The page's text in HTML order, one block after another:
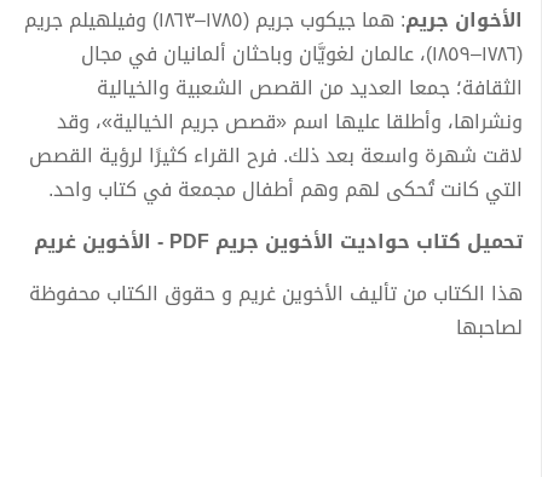
الأخوان جريم
: هما جيكوب جريم (١٧٨٥–١٨٦٣) وفيلهيلم جريم
(١٧٨٦–١٨٥٩)، عالمان لغويَّان وباحثان ألمانيان في مجال
الثقافة؛ جمعا العديد من القصص الشعبية والخيالية
ونشراها، وأطلقا عليها اسم «قصص جريم الخيالية»، وقد
لاقت شهرة واسعة بعد ذلك. فرح القراء كثيرًا لرؤية القصص
التي كانت تُحكى لهم وهم أطفال مجمعة في كتاب واحد.
تحميل كتاب حواديت الأخوين جريم PDF - الأخوين غريم
هذا الكتاب من تأليف الأخوين غريم و حقوق الكتاب محفوظة
لصاحبها